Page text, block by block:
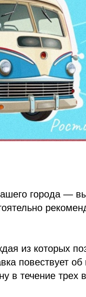
города —
из которых
повествует об
в течение трех